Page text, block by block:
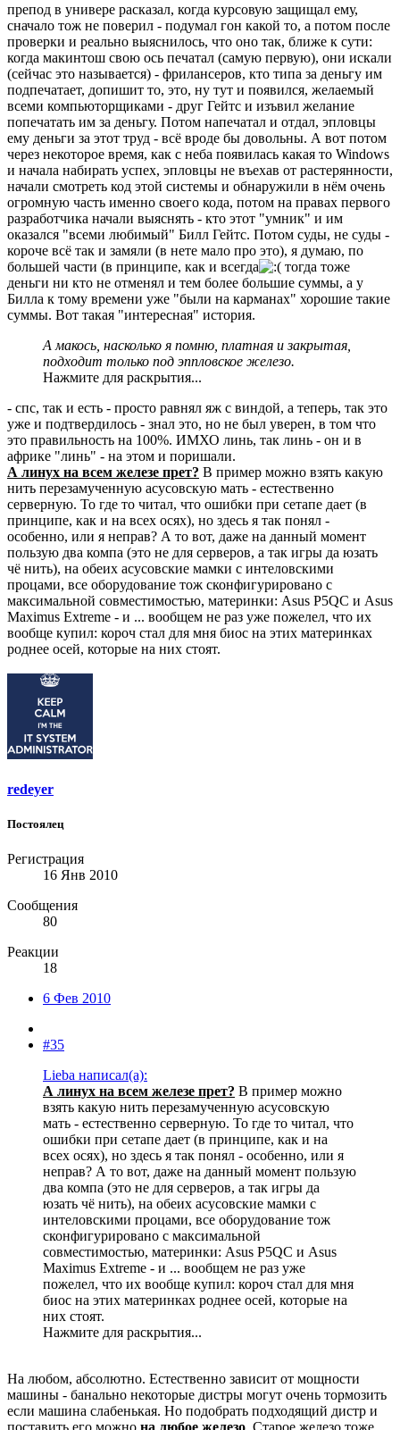
препод в универе расказал, когда курсовую защищал ему,
сначало тож не поверил - подумал гон какой то, а потом после
проверки и реально выяснилось, что оно так, ближе к сути:
когда макинтош свою ось печатал (самую первую), они искали
(сейчас это называется) - фрилансеров, кто типа за деньгу им
подпечатает, допишит то, это, ну тут и появился, желаемый
всеми компьюторщиками - друг Гейтс и изъвил желание
попечатать им за деньгу. Потом напечатал и отдал, эпловцы
ему деньги за этот труд - всё вроде бы довольны. А вот потом
через некоторое время, как с неба появилась какая то Windows
и начала набирать успех, эпловцы не въехав от растерянности,
начали смотреть код этой системы и обнаружили в нём очень
огромную часть именно своего кода, потом на правах первого
разработчика начали выяснять - кто этот "умник" и им
оказался "всеми любимый" Билл Гейтс. Потом суды, не суды -
короче всё так и замяли (в нете мало про это), я думаю, по
большей части (в принципе, как и всегда
тогда тоже
деньги ни кто не отменял и тем более большие суммы, а у
Билла к тому времени уже "были на карманах" хорошие такие
суммы. Вот такая "интересная" история.
А макось, насколько я помню, платная и закрытая,
подходит только под эппловское железо.
Нажмите для раскрытия...
- спс, так и есть - просто равнял яж с виндой, а теперь, так это
уже и подтвердилось - знал это, но не был уверен, в том что
это правильность на 100%. ИМХО линь, так линь - он и в
африке "линь" - на этом и поришали.
А линух на всем железе прет? В пример можно взять какую
нить перезамученную асусовскую мать - естественно
серверную. То где то читал, что ошибки при сетапе дает (в
принципе, как и на всех осях), но здесь я так понял -
особенно, или я неправ? А то вот, даже на данный момент
пользую два компа (это не для серверов, а так игры да юзать
чё нить), на обеих асусовские мамки с интеловскими
процами, все оборудование тож сконфигурировано с
максимальной совместимостью, материнки: Asus P5QC и Asus
Maximus Extreme - и ... вообщем не раз уже пожелел, что их
вообще купил: короч стал для мня биос на этих материнках
роднее осей, которые на них стоят.
redeyer
Постоялец
Регистрация
16 Янв 2010
Сообщения
80
Реакции
18
6 Фев 2010
#35
Lieba написал(а):
А линух на всем железе прет? В пример можно
взять какую нить перезамученную асусовскую
мать - естественно серверную. То где то читал, что
ошибки при сетапе дает (в принципе, как и на
всех осях), но здесь я так понял - особенно, или я
неправ? А то вот, даже на данный момент пользую
два компа (это не для серверов, а так игры да
юзать чё нить), на обеих асусовские мамки с
интеловскими процами, все оборудование тож
сконфигурировано с максимальной
совместимостью, материнки: Asus P5QC и Asus
Maximus Extreme - и ... вообщем не раз уже
пожелел, что их вообще купил: короч стал для мня
биос на этих материнках роднее осей, которые на
них стоят.
Нажмите для раскрытия...
На любом, абсолютно. Естественно зависит от мощности
машины - банально некоторые дистры могут очень тормозить
если машина слабенькая. Но подобрать подходящий дистр и